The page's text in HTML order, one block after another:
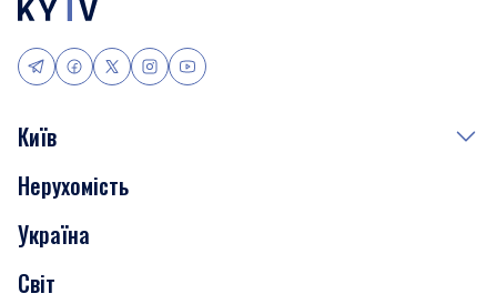
Київ
Події
Скандали
Нерухомість
Нерухомість
Україна
Світ